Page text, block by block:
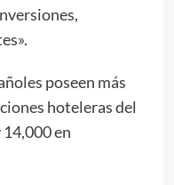
poseen más
hoteleras del
en